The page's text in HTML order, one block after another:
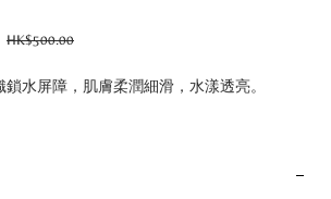
價
HK$500.00
水屏障，肌膚柔潤細滑，水漾透亮。